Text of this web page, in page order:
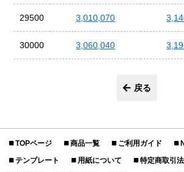
29500 3,010,070
30000 3,060,040
戻る
TOPページ 商品一覧 ご利用ガイド
テンプレート
用紙について
特定商取引